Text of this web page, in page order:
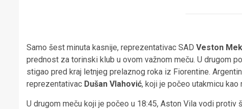
Samo šest minuta kasnije, reprezentativac SAD Veston
prednost za torinski klub u ovom važnom meču. U drugom
stigao pred kraj letnjeg prelaznog roka iz Fiorentine.
reprezentativac Dušan Vlahović, koji je počeo utakmicu
U drugom meču koji je počeo u 18:45, Aston Vila vodi protiv